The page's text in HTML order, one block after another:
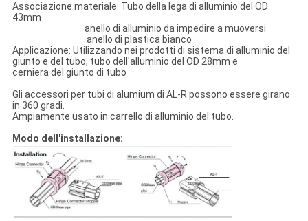
Associazione materiale: Tubo della lega di alluminio del OD
43mm
anello di alluminio da impedire a muoversi
anello di plastica bianco
Applicazione: Utilizzando nei prodotti di sistema di alluminio del
giunto e del tubo, tubo dell'alluminio del OD 28mm e
cerniera del giunto di tubo
Gli accessori per tubi di alumium di AL-R possono essere girano
in 360 gradi.
Ampiamente usato in carrello di alluminio del tubo.
Modo dell'installazione: